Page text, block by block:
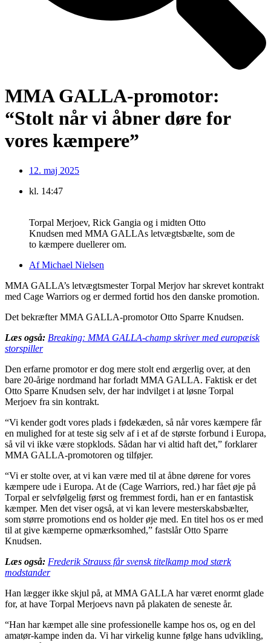
MMA GALLA-promotor:
“Stolt når vi åbner døre for
vores kæmpere”
12. maj 2025
kl. 14:47
Torpal Merjoev, Rick Gangia og i midten Otto
Knudsen med MMA GALLAs letvægtsbælte, som de
to kæmpere duellerer om.
AfMichael Nielsen
MMA GALLA’s letvægtsmester Torpal Merjov har skrevet kontrakt
med Cage Warriors og er dermed fortid hos den danske promotion.
Det bekræfter MMA GALLA-promotor Otto Sparre Knudsen.
Læs også: Breaking: MMA GALLA-champ skriver med europæisk
storspiller
Den erfarne promotor er dog mere stolt end ærgerlig over, at den
bare 20-årige nordmand har forladt MMA GALLA. Faktisk er det
Otto Sparre Knudsen selv, der har indvilget i at løsne Torpal
Merjoev fra sin kontrakt.
“Vi kender godt vores plads i fødekæden, så når vores kæmpere får
en mulighed for at teste sig selv af i et af de største forbund i Europa,
så vil vi ikke være stopklods. Sådan har vi altid haft det,” forklarer
MMA GALLA-promotoren og tilføjer.
“Vi er stolte over, at vi kan være med til at åbne dørene for vores
kæmpere ude i Europa. At de (Cage Warriors, red.) har fået øje på
Torpal er selvfølgelig først og fremmest fordi, han er en fantastisk
kæmper. Men det viser også, at vi kan levere mesterskabsbælter,
som større promotions end os holder øje med. En titel hos os er med
til at give kæmperne opmærksomhed,” fastslår Otto Sparre
Knudsen.
Læs også: Frederik Strauss får svensk titelkamp mod stærk
modstander
Han lægger ikke skjul på, at MMA GALLA har været enormt glade
for, at have Torpal Merjoevs navn på plakaten de seneste år.
“Han har kæmpet alle sine professionelle kampe hos os, og en del
amatør-kampe inden da. Vi har virkelig kunne følge hans udvikling,